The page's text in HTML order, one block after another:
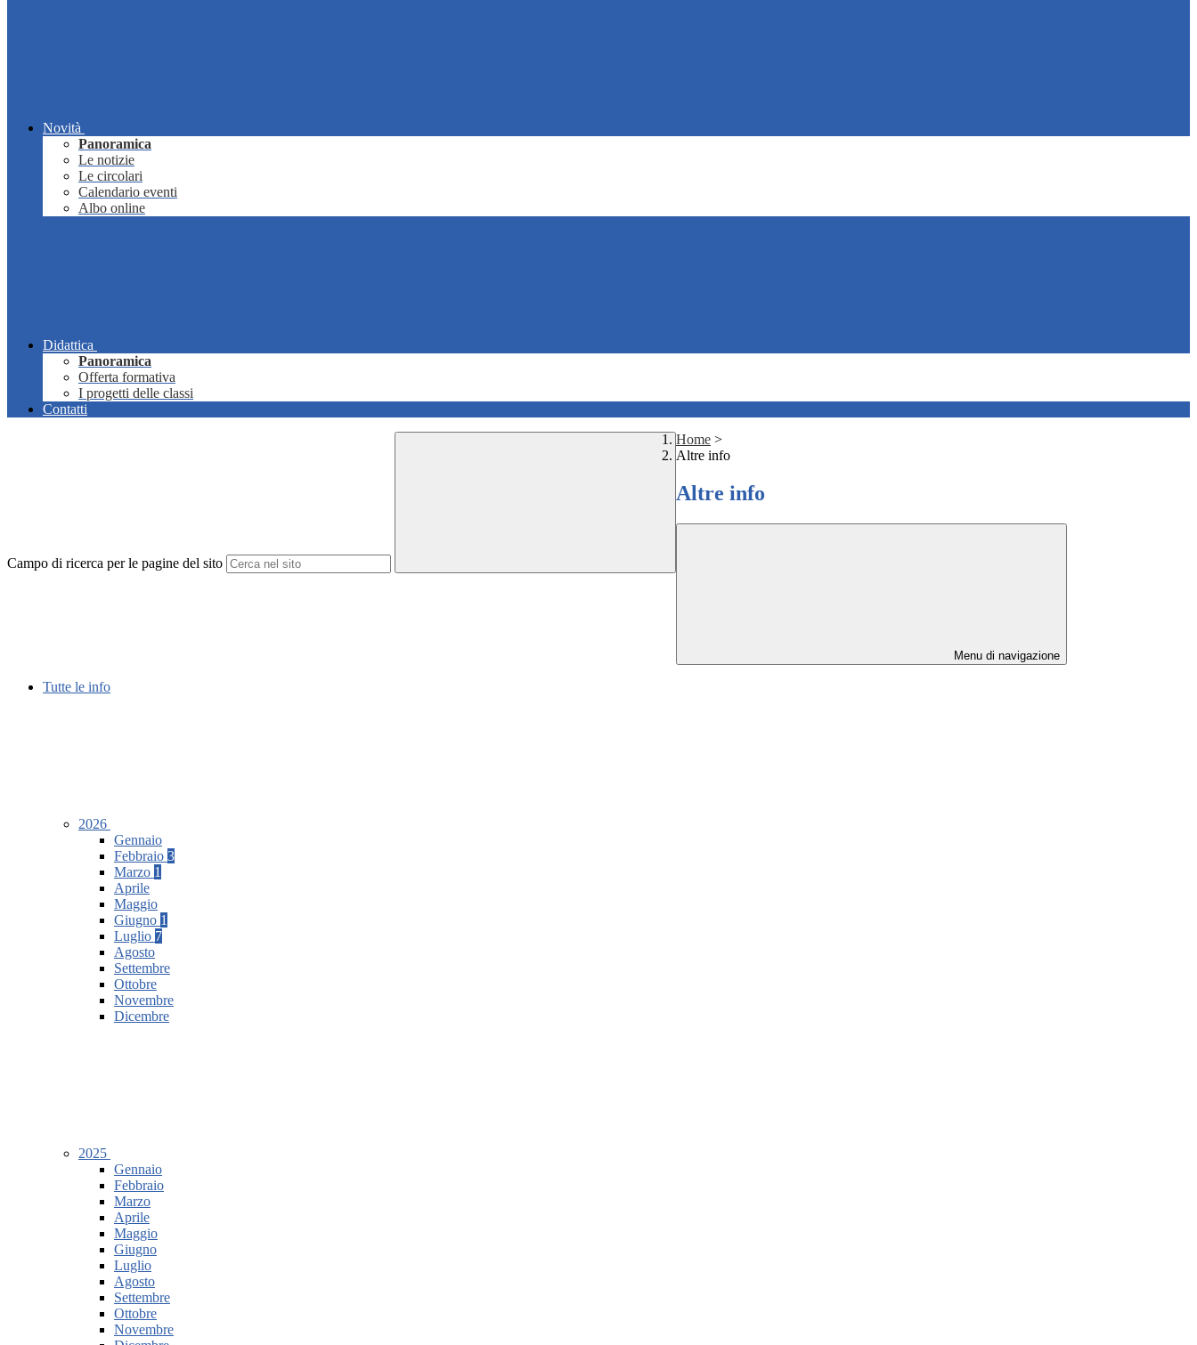
Novità
Panoramica
Le notizie
Le circolari
Calendario eventi
Albo online
Didattica
Panoramica
Offerta formativa
I progetti delle classi
Contatti
Campo di ricerca per le pagine del sito
Home >
Altre info
Altre info
Menu di navigazione
Tutte le info
2026
Gennaio
Febbraio 3
Marzo 1
Aprile
Maggio
Giugno 1
Luglio 7
Agosto
Settembre
Ottobre
Novembre
Dicembre
2025
Gennaio
Febbraio
Marzo
Aprile
Maggio
Giugno
Luglio
Agosto
Settembre
Ottobre
Novembre